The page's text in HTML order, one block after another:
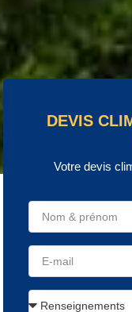
DEVIS
Votre devis